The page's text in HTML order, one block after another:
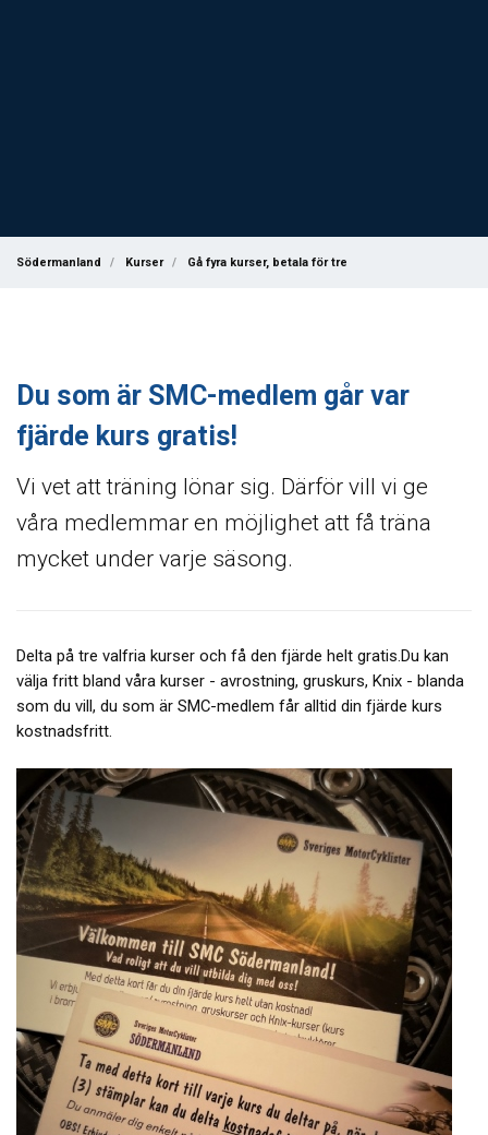
Södermanland Kurser Gå fyra kurser, betala för tre
Du som är SMC-medlem går var
fjärde kurs gratis!
Vi vet att träning lönar sig. Därför vill vi ge
våra medlemmar en möjlighet att få träna
mycket under varje säsong.
Delta på tre valfria kurser och få den fjärde helt gratis.Du kan
välja fritt bland våra kurser - avrostning, gruskurs, Knix - blanda
som du vill, du som är SMC-medlem får alltid din fjärde kurs
kostnadsfritt.